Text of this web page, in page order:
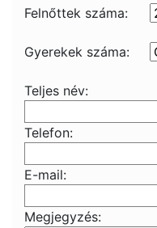
Felnőttek száma:
Gyerekek száma:
Teljes név:
Telefon:
E-mail:
Megjegyzés: